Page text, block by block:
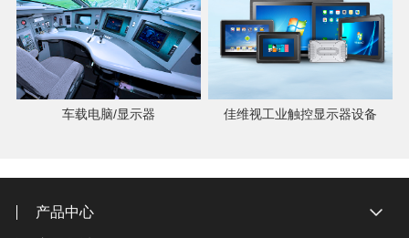
车载电脑/显示器 佳维视工业触控显示器设备
产品中心